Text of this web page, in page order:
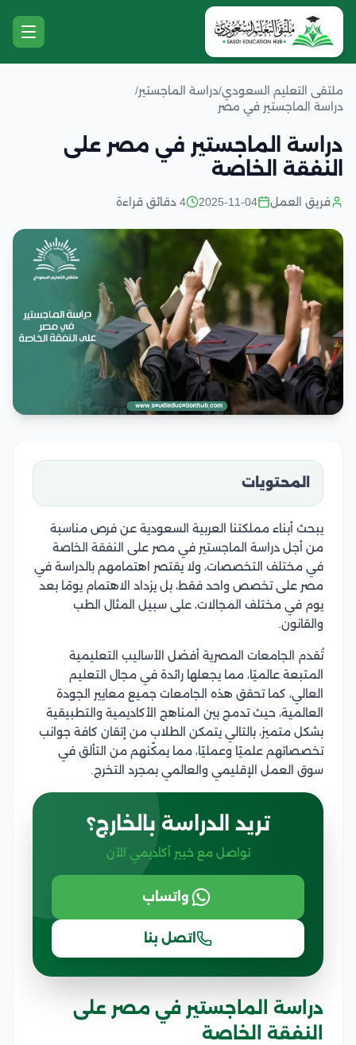
ملتقى التعليم السعودي/دراسة الماجستير/
دراسة الماجستير في مصر
دراسة الماجستير في مصر على
النفقة الخاصة
فريق العمل 2025-11-04 4 دقائق قراءة
المحتويات
يبحث أبناء مملكتنا العربية السعودية عن فرص مناسبة
من أجل دراسة الماجستير في مصر على النفقة الخاصة
في مختلف التخصصات، ولا يقتصر اهتمامهم بالدراسة في
مصر على تخصص واحد فقط، بل يزداد الاهتمام يومًا بعد
يوم في مختلف المجالات، على سبيل المثال الطب
والقانون.
تُقدم الجامعات المصرية أفضل الأساليب التعليمية
المتبعة عالميًا، مما يجعلها رائدة في مجال التعليم
العالي، كما تحقق هذه الجامعات جميع معايير الجودة
العالمية، حيث تدمج بين المناهج الأكاديمية والتطبيقية
بشكل متميز، بالتالي يتمكن الطلاب من إتقان كافة جوانب
تخصصاتهم علميًا وعمليًا، مما يمكّنهم من التألق في
سوق العمل الإقليمي والعالمي بمجرد التخرج.
تريد الدراسة بالخارج؟
تواصل مع خبير أكاديمي الآن
واتساب
اتصل بنا
دراسة الماجستير في مصر على
النفقة الخاصة